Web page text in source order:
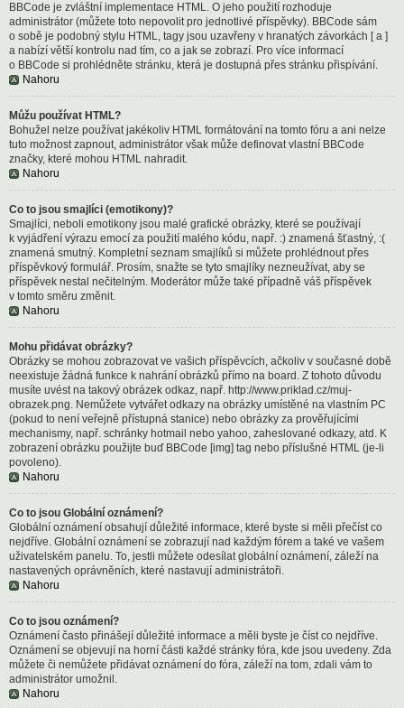
BBCode je zvláštní implementace HTML. O jeho použití rozhoduje
administrátor (můžete toto nepovolit pro jednotlivé příspěvky). BBCode sám
o sobě je podobný stylu HTML, tagy jsou uzavřeny v hranatých závorkách [ a ]
a nabízí větší kontrolu nad tím, co a jak se zobrazí. Pro více informací
o BBCode si prohlédněte stránku, která je dostupná přes stránku přispívání.
Nahoru
Můžu používat HTML?
Bohužel nelze používat jakékoliv HTML formátování na tomto fóru a ani nelze
tuto možnost zapnout, administrátor však může definovat vlastní BBCode
značky, které mohou HTML nahradit.
Nahoru
Co to jsou smajlíci (emotikony)?
Smajlíci, neboli emotikony jsou malé grafické obrázky, které se používají
k vyjádření výrazu emocí za použití malého kódu, např. :) znamená šťastný, :(
znamená smutný. Kompletní seznam smajlíků si můžete prohlédnout přes
příspěvkový formulář. Prosím, snažte se tyto smajlíky nezneužívat, aby se
příspěvek nestal nečitelným. Moderátor může také případně váš příspěvek
v tomto směru změnit.
Nahoru
Mohu přidávat obrázky?
Obrázky se mohou zobrazovat ve vašich příspěvcích, ačkoliv v současné době
neexistuje žádná funkce k nahrání obrázků přímo na board. Z tohoto důvodu
musíte uvést na takový obrázek odkaz, např. http://www.priklad.cz/muj-
obrazek.png. Nemůžete vytvářet odkazy na obrázky umístěné na vlastním PC
(pokud to není veřejně přístupná stanice) nebo obrázky za prověřujícími
mechanismy, např. schránky hotmail nebo yahoo, zaheslované odkazy, atd. K
zobrazení obrázku použijte buď BBCode [img] tag nebo příslušné HTML (je-li
povoleno).
Nahoru
Co to jsou Globální oznámení?
Globální oznámení obsahují důležité informace, které byste si měli přečíst co
nejdříve. Globální oznámení se zobrazují nad každým fórem a také ve vašem
uživatelském panelu. To, jestli můžete odesílat globální oznámení, záleží na
nastavených oprávněních, které nastavují administrátoři.
Nahoru
Co to jsou oznámení?
Oznámení často přinášejí důležité informace a měli byste je číst co nejdříve.
Oznámení se objevují na horní části každé stránky fóra, kde jsou uvedeny. Zda
můžete či nemůžete přidávat oznámení do fóra, záleží na tom, zdali vám to
administrátor umožnil.
Nahoru